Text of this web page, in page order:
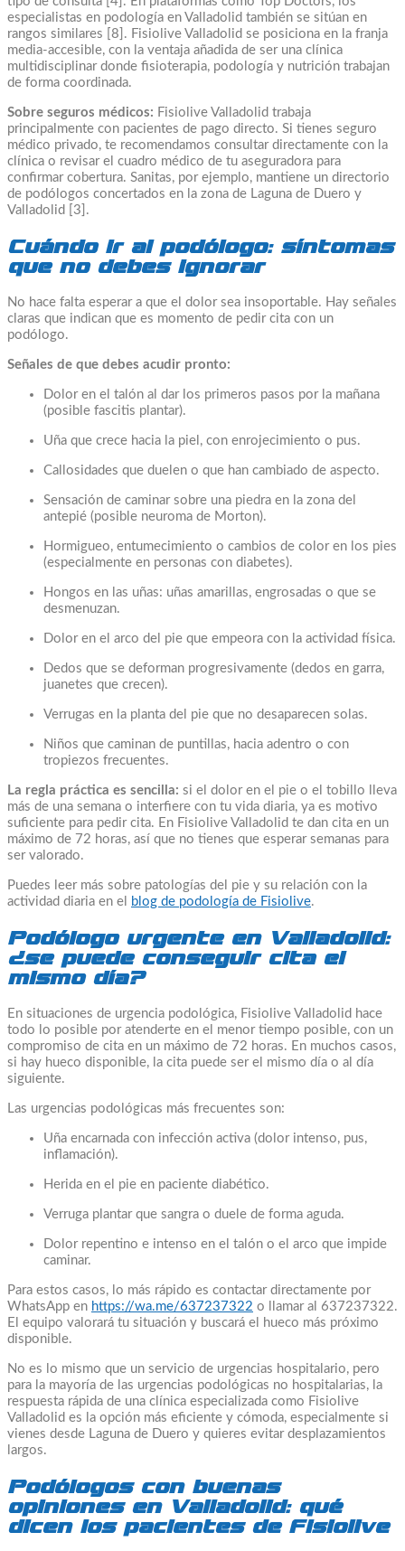
especialistas en podología en Valladolid también se sitúan en
rangos similares [8]. Fisiolive Valladolid se posiciona en la franja
media-accesible, con la ventaja añadida de ser una clínica
multidisciplinar donde fisioterapia, podología y nutrición trabajan
de forma coordinada.
Sobre seguros médicos: Fisiolive Valladolid trabaja
principalmente con pacientes de pago directo. Si tienes seguro
médico privado, te recomendamos consultar directamente con la
clínica o revisar el cuadro médico de tu aseguradora para
confirmar cobertura. Sanitas, por ejemplo, mantiene un directorio
de podólogos concertados en la zona de Laguna de Duero y
Valladolid [3].
Cuándo ir al podólogo: síntomas
que no debes ignorar
No hace falta esperar a que el dolor sea insoportable. Hay señales
claras que indican que es momento de pedir cita con un
podólogo.
Señales de que debes acudir pronto:
Dolor en el talón al dar los primeros pasos por la mañana
(posible fascitis plantar).
Uña que crece hacia la piel, con enrojecimiento o pus.
Callosidades que duelen o que han cambiado de aspecto.
Sensación de caminar sobre una piedra en la zona del
antepié (posible neuroma de Morton).
Hormigueo, entumecimiento o cambios de color en los pies
(especialmente en personas con diabetes).
Hongos en las uñas: uñas amarillas, engrosadas o que se
desmenuzan.
Dolor en el arco del pie que empeora con la actividad física.
Dedos que se deforman progresivamente (dedos en garra,
juanetes que crecen).
Verrugas en la planta del pie que no desaparecen solas.
Niños que caminan de puntillas, hacia adentro o con
tropiezos frecuentes.
La regla práctica es sencilla: si el dolor en el pie o el tobillo lleva
más de una semana o interfiere con tu vida diaria, ya es motivo
suficiente para pedir cita. En Fisiolive Valladolid te dan cita en un
máximo de 72 horas, así que no tienes que esperar semanas para
ser valorado.
Puedes leer más sobre patologías del pie y su relación con la
actividad diaria en el
blog de podología de Fisiolive.
Podólogo urgente en Valladolid:
¿se puede conseguir cita el
mismo día?
En situaciones de urgencia podológica, Fisiolive Valladolid hace
todo lo posible por atenderte en el menor tiempo posible, con un
compromiso de cita en un máximo de 72 horas. En muchos casos,
si hay hueco disponible, la cita puede ser el mismo día o al día
siguiente.
Las urgencias podológicas más frecuentes son:
Uña encarnada con infección activa (dolor intenso, pus,
inflamación).
Herida en el pie en paciente diabético.
Verruga plantar que sangra o duele de forma aguda.
Dolor repentino e intenso en el talón o el arco que impide
caminar.
Para estos casos, lo más rápido es contactar directamente por
WhatsApp en https://wa.me/637237322 o llamar al 637237322.
El equipo valorará tu situación y buscará el hueco más próximo
disponible.
No es lo mismo que un servicio de urgencias hospitalario, pero
para la mayoría de las urgencias podológicas no hospitalarias, la
respuesta rápida de una clínica especializada como Fisiolive
Valladolid es la opción más eficiente y cómoda, especialmente si
vienes desde Laguna de Duero y quieres evitar desplazamientos
largos.
Podólogos con buenas
opiniones en Valladolid: qué
dicen los pacientes de Fisiolive